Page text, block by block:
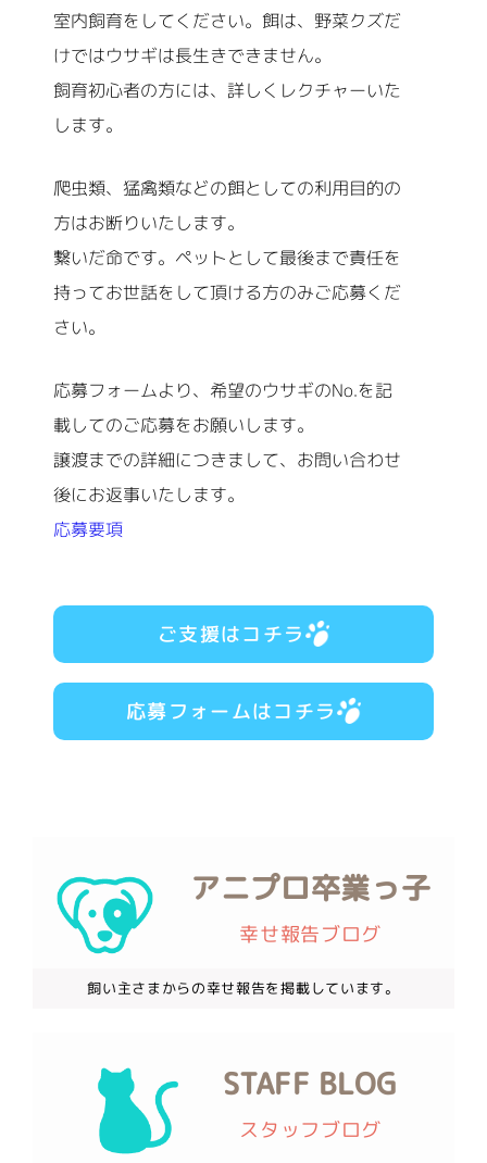
室内飼育をしてください。餌は、野菜クズだ
けではウサギは長生きできません。
飼育初心者の方には、詳しくレクチャーいた
します。
爬虫類、猛禽類などの餌としての利用目的の
方はお断りいたします。
繋いだ命です。ペットとして最後まで責任を
持ってお世話をして頂ける方のみご応募くだ
さい。
応募フォームより、希望のウサギのNo.を記
載してのご応募をお願いします。
譲渡までの詳細につきまして、お問い合わせ
後にお返事いたします。
応募要項
ご支援はコチラ
応募フォームはコチラ
アニプロ卒業っ子
幸せ報告ブログ
飼い主さまからの幸せ報告を掲載しています。
STAFF BLOG
スタッフブログ